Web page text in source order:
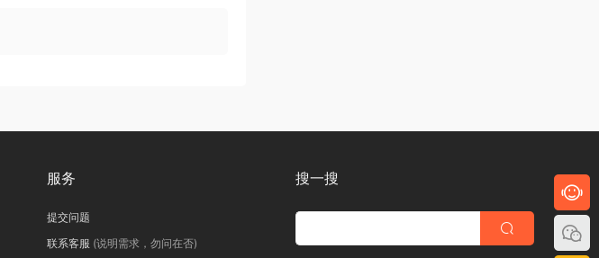
服务
提交问题
联系客服 (说明需求，勿问在否)
搜一搜